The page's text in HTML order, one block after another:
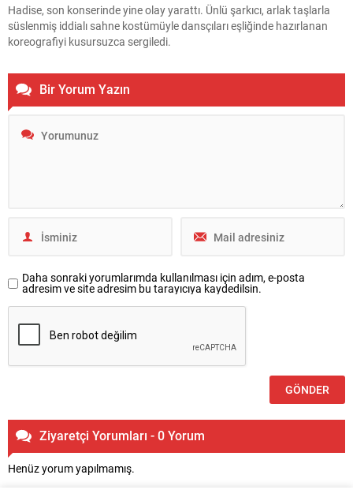
Hadise, son konserinde yine olay yarattı. Ünlü şarkıcı, arlak taşlarla
süslenmiş iddialı sahne kostümüyle dansçıları eşliğinde hazırlanan
koreografiyi kusursuzca sergiledi.
Bir Yorum Yazın
Daha sonraki yorumlarımda kullanılması için adım, e-posta
adresim ve site adresim bu tarayıcıya kaydedilsin.
Ziyaretçi Yorumları - 0 Yorum
Henüz yorum yapılmamış.